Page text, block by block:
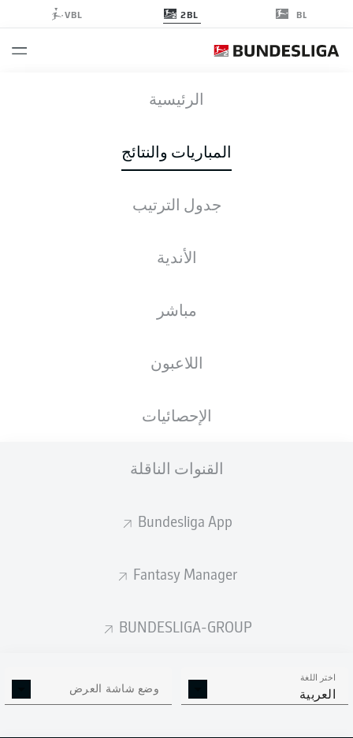
BL
2BL
VBL
الرئيسية
المباريات والنتائج
جدول الترتيب
الأندية
مباشر
اللاعبون
الإحصائيات
القنوات الناقلة
Bundesliga App
Fantasy Manager
BUNDESLIGA-GROUP
اختر اللغة
العربية وضع شاشة العرض
1
1
الأخبار التشكيلات الإحصائيات